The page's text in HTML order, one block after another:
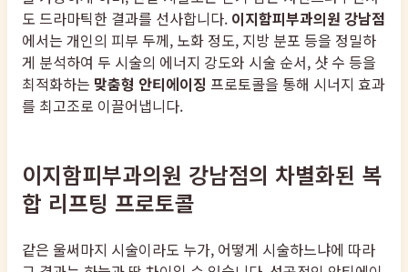
도 드라마틱한 결과를 선사합니다. 이지함피부과의원 강남점
에서는 개인의 피부 두께, 노화 정도, 지방 분포 등을 정밀하
게 분석하여 두 시술의 에너지 강도와 시술 순서, 샷 수 등을
최적화하는 맞춤형 안티에이징 프로토콜을 통해 시너지 효과
를 최고조로 이끌어냅니다.
이지함피부과의원 강남점의 차별화된 복
합 리프팅 프로토콜
같은 울써마지 시술이라도 누가, 어떻게 시술하느냐에 따라